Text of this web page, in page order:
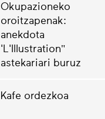
Okupazioneko
oroitzapenak:
anekdota
'L'Illustration"
astekariari buruz
Kafe ordezkoa